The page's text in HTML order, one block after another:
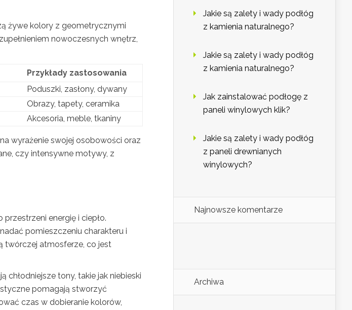
żywe kolory z geometrycznymi
nowoczesnych wnętrz,
Przykłady zastosowania
Poduszki, zasłony, dywany
Obrazy, tapety, ceramika
Akcesoria, meble, tkaniny
wyrażenie swojej osobowości oraz
czy intensywne motywy, z
energię i ciepło.
pomieszczeniu charakteru i
twórczej atmosferze, co jest
tony, takie jak niebieski
pomagają stworzyć
czas w dobieranie kolorów,
Jakie są zalety i wady podłóg
z kamienia naturalnego?
Jakie są zalety i wady podłóg
z kamienia naturalnego?
Jak zainstalować podłogę z
paneli winylowych klik?
Jakie są zalety i wady podłóg
z paneli drewnianych
winylowych?
Najnowsze komentarze
Archiwa